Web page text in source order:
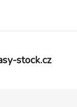
stock.cz